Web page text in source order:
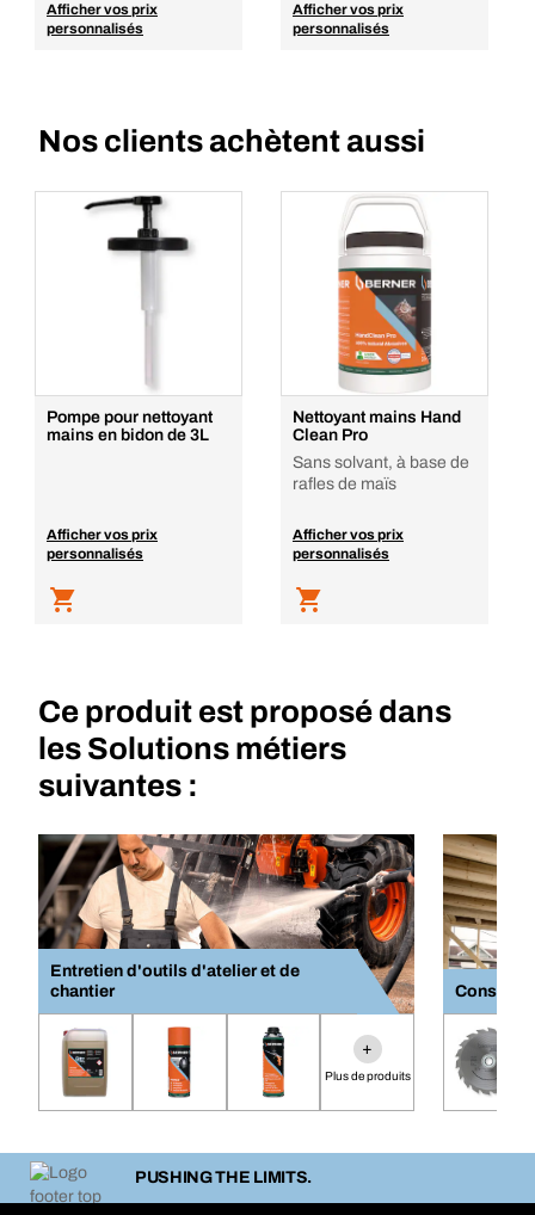
Afficher vos prix
personnalisés
Afficher vos prix
personnalisés
Nos clients achètent aussi
Pompe pour nettoyant
mains en bidon de 3L
Afficher vos prix
personnalisés
Nettoyant mains Hand
Clean Pro
Sans solvant, à base de
rafles de maïs
Afficher vos prix
personnalisés
Ce produit est proposé dans
les Solutions métiers
suivantes :
Entretien d'outils d'atelier et de
chantier
+
Plus de produits
PUSHING THE LIMITS.